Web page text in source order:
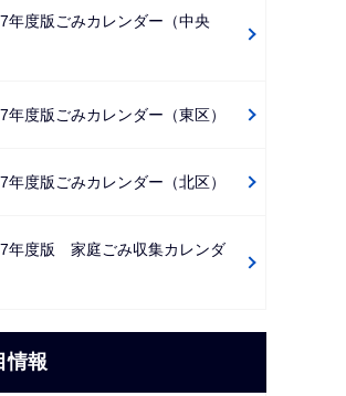
年度版ごみカレンダー（中央
年度版ごみカレンダー（東区）
年度版ごみカレンダー（北区）
年度版 家庭ごみ収集カレンダ
情報